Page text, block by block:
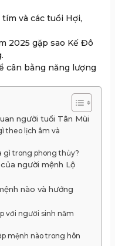
và các tuổi Hợi,
2025 gặp sao Kế Đô
cân bằng năng lượng
người tuổi Tân Mùi
theo lịch âm và
gì trong phong thủy?
người mệnh Lộ
nào và hướng
với người sinh năm
mệnh nào trong hôn